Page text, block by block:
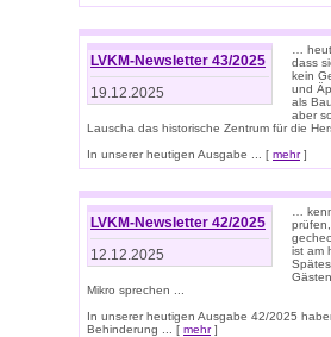
LVKM-Newsletter 43/2025
19.12.2025
…
dass
kein
und
als
aber
Lauscha das historische Zentrum für die
In unserer heutigen Ausgabe ... [ mehr]
LVKM-Newsletter 42/2025
12.12.2025
…
ist am
Mikro sprechen ...
In unserer heutigen Ausgabe 42/2025
Behinderung ... [ mehr]